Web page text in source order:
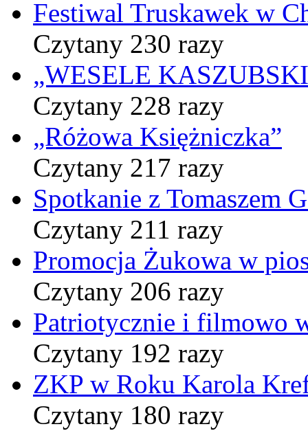
Festiwal Truskawek w
Czytany 230 razy
„WESELE
Czytany 228 razy
„Różowa Księżniczka”
Czytany 217 razy
Spotkanie z Tomaszem
Czytany 211 razy
Promocja Żukowa w
Czytany 206 razy
Patriotycznie i filmowo
Czytany 192 razy
ZKP w Roku Karola
Czytany 180 razy